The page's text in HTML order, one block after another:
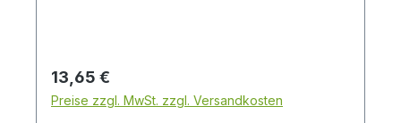
Regulärer Preis:
13,65 €
Preise zzgl. MwSt. zzgl. Versandkosten